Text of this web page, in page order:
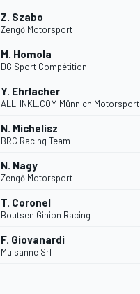
Z. Szabo
Zengő Motorsport
M. Homola
DG Sport Compétition
Y. Ehrlacher
ALL-INKL.COM Münnich Motorsport
N. Michelisz
BRC Racing Team
N. Nagy
Zengő Motorsport
T. Coronel
Boutsen Ginion Racing
F. Giovanardi
Mulsanne Srl